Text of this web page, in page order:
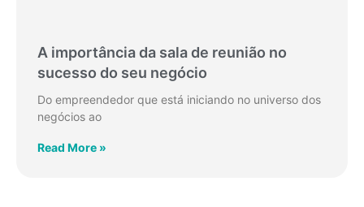
A importância da sala de reunião no
sucesso do seu negócio
Do empreendedor que está iniciando no universo dos
negócios ao
Read More »